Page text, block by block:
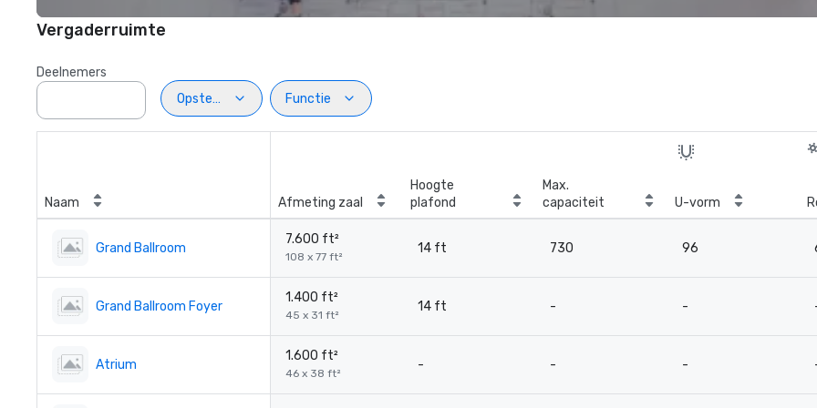
Vergaderruimte
Deelnemers
Opstelling
Functie
Naam Afmeting zaal
Hoogte
plafond
Max.
capaciteit
U-vorm
Grand Ballroom
7.600 ft²
108 x 77 ft²
14 ft 730 96
Grand Ballroom Foyer
1.400 ft²
45 x 31 ft²
14 ft - -
Atrium
1.600 ft²
46 x 38 ft²
- - -